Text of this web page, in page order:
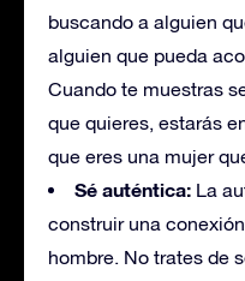
buscando a alguien
alguien que pueda
Cuando te muestras
que quieres, estarás
que eres una mujer
Sé auténtica: La
construir una
hombre. No trates de